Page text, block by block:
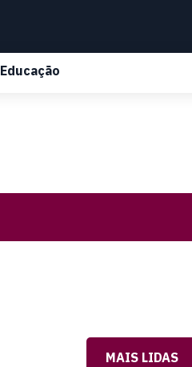
Educação
MAIS LIDAS